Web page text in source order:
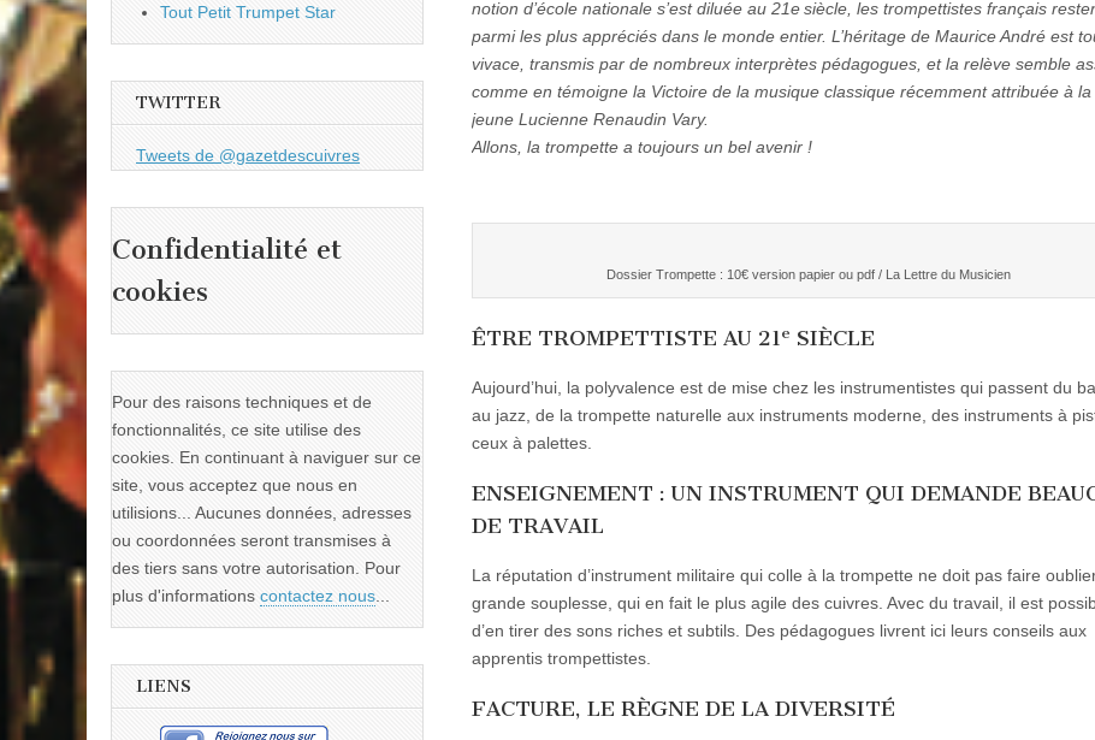
notion d’école nationale s’est diluée au 21e siècle, les trompettistes français
parmi les plus appréciés dans le monde entier. L’héritage de Maurice André est
vivace, transmis par de nombreux interprètes pédagogues, et la relève semble
comme en témoigne la Victoire de la musique classique récemment attribuée à
jeune Lucienne Renaudin Vary.
Allons, la trompette a toujours un bel avenir !
Dossier Trompette : 10€ version papier ou pdf / La Lettre du Musicien
ÊTRE TROMPETTISTE AU 21e SIÈCLE
Aujourd’hui, la polyvalence est de mise chez les instrumentistes qui passent du
au jazz, de la trompette naturelle aux instruments moderne, des instruments à
ceux à palettes.
ENSEIGNEMENT : UN INSTRUMENT QUI DEMANDE
DE TRAVAIL
La réputation d’instrument militaire qui colle à la trompette ne doit pas faire
grande souplesse, qui en fait le plus agile des cuivres. Avec du travail, il est
d’en tirer des sons riches et subtils. Des pédagogues livrent ici leurs conseils aux
apprentis trompettistes.
FACTURE, LE RÈGNE DE LA DIVERSITÉ
Tout Petit Trumpet Star
TWITTER
Tweets de @gazetdescuivres
Confidentialité et
cookies
Pour des raisons techniques et de
fonctionnalités, ce site utilise des
cookies. En continuant à naviguer sur ce
site, vous acceptez que nous en
utilisions... Aucunes données, adresses
ou coordonnées seront transmises à
des tiers sans votre autorisation. Pour
plus d'informations contactez nous...
LIENS